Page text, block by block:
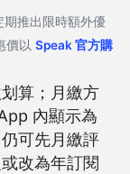
推出限時額外優
價以 Speak 官方購
算；月繳方
內顯示為
可先月繳評
改為年訂閱